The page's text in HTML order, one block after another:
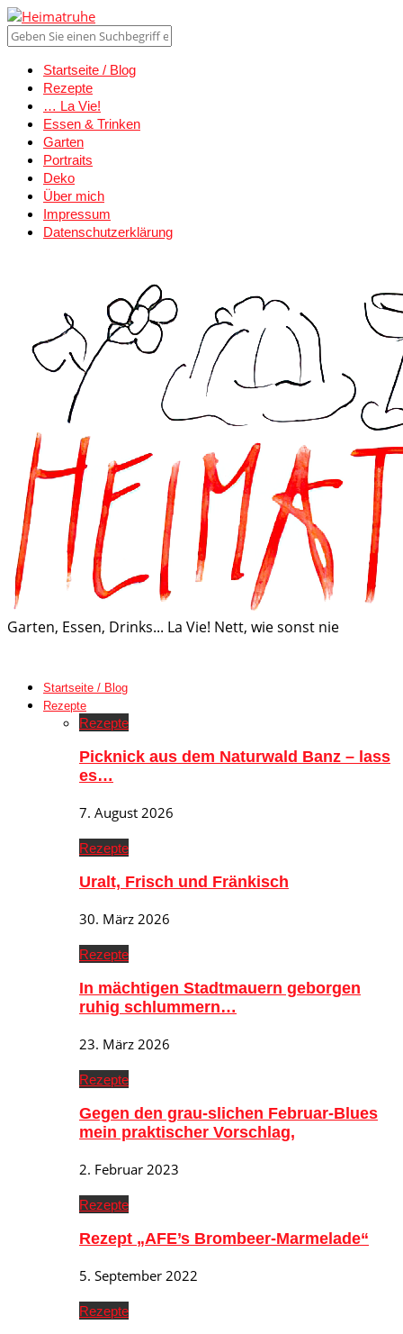
Startseite / Blog
Rezepte
… La Vie!
Essen & Trinken
Garten
Portraits
Deko
Über mich
Impressum
Datenschutzerklärung
Garten, Essen, Drinks... La Vie! Nett, wie sonst nie
Startseite / Blog
Rezepte
Rezepte
Picknick aus dem Naturwald Banz – lass
es…
7. August 2026
Rezepte
Uralt, Frisch und Fränkisch
30. März 2026
Rezepte
In mächtigen Stadtmauern geborgen
ruhig schlummern…
23. März 2026
Rezepte
Gegen den grau-slichen Februar-Blues
mein praktischer Vorschlag,
2. Februar 2023
Rezepte
Rezept „AFE’s Brombeer-Marmelade“
5. September 2022
Rezepte